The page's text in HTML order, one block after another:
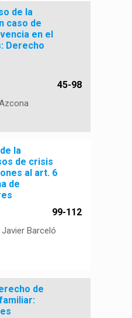
de la
caso de
en el
Derecho
45-98
la
de crisis
al art. 6
de
99-112
Barceló
de